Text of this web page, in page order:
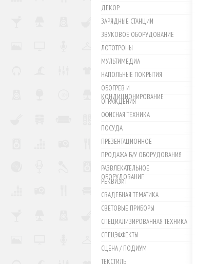
ДЕКОР
ЗАРЯДНЫЕ СТАНЦИИ
ЗВУКОВОЕ ОБОРУДОВАНИЕ
ЛОТОТРОНЫ
МУЛЬТИМЕДИА
НАПОЛЬНЫЕ ПОКРЫТИЯ
ОБОГРЕВ И
КОНДИЦИОНИРОВАНИЕ
ОГРАЖДЕНИЯ
ОФИСНАЯ ТЕХНИКА
ПОСУДА
ПРЕЗЕНТАЦИОННОЕ
ПРОДАЖА Б/У ОБОРУДОВАНИЯ
РАЗВЛЕКАТЕЛЬНОЕ
ОБОРУДОВАНИЕ
РЕКВИЗИТ
СВАДЕБНАЯ ТЕМАТИКА
СВЕТОВЫЕ ПРИБОРЫ
СПЕЦИАЛИЗИРОВАННАЯ ТЕХНИКА
СПЕЦЭФФЕКТЫ
СЦЕНА / ПОДИУМ
ТЕКСТИЛЬ